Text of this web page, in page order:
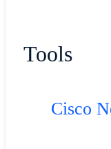
Tools
Cisco